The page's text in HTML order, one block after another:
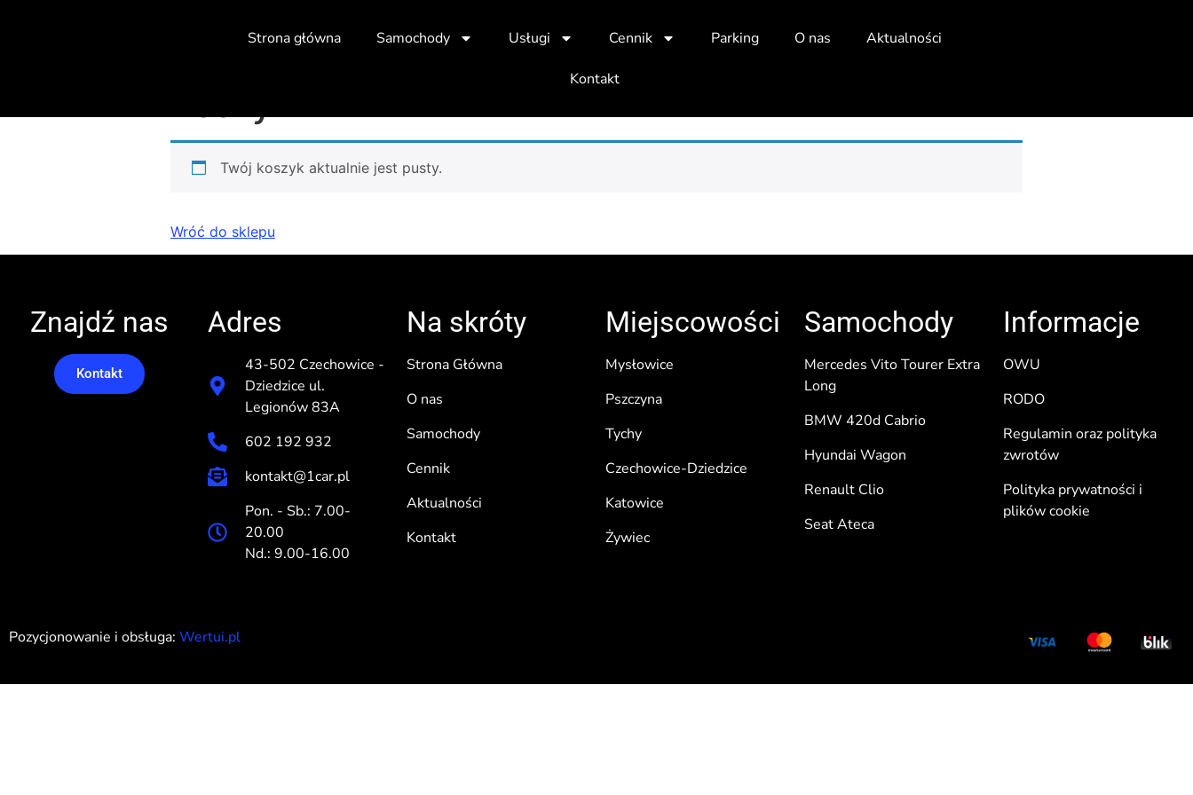
Strona główna Samochody Usługi Cennik Parking O nas Aktualności
Kontakt
Twój koszyk aktualnie jest pusty.
Wróć do sklepu
Znajdź nas
Kontakt
Adres
43-502 Czechowice -
Dziedzice ul.
Legionów 83A
602 192 932
kontakt@1car.pl
Pon. - Sb.: 7.00-
20.00
Nd.: 9.00-16.00
Na skróty
Strona Główna
O nas
Samochody
Cennik
Aktualności
Kontakt
Miejscowości
Mysłowice
Pszczyna
Tychy
Czechowice-Dziedzice
Katowice
Żywiec
Samochody
Mercedes Vito Tourer Extra
Long
BMW 420d Cabrio
Hyundai Wagon
Renault Clio
Seat Ateca
Informacje
OWU
RODO
Regulamin oraz polityka
zwrotów
Polityka prywatności i
plików cookie
Pozycjonowanie i obsługa: Wertui.pl